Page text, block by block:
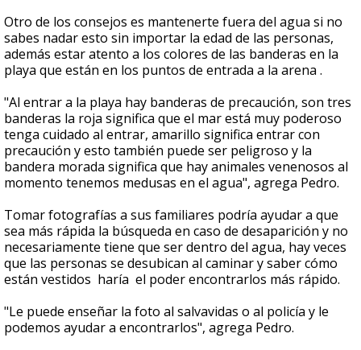
Otro de los consejos es mantenerte fuera del agua si no
sabes nadar esto sin importar la edad de las personas,
además estar atento a los colores de las banderas en la
playa que están en los puntos de entrada a la arena .
"Al entrar a la playa hay banderas de precaución, son tres
banderas la roja significa que el mar está muy poderoso
tenga cuidado al entrar, amarillo significa entrar con
precaución y esto también puede ser peligroso y la
bandera morada significa que hay animales venenosos al
momento tenemos medusas en el agua", agrega Pedro.
Tomar fotografías a sus familiares podría ayudar a que
sea más rápida la búsqueda en caso de desaparición y no
necesariamente tiene que ser dentro del agua, hay veces
que las personas se desubican al caminar y saber cómo
están vestidos haría el poder encontrarlos más rápido.
"Le puede enseñar la foto al salvavidas o al policía y le
podemos ayudar a encontrarlos", agrega Pedro.